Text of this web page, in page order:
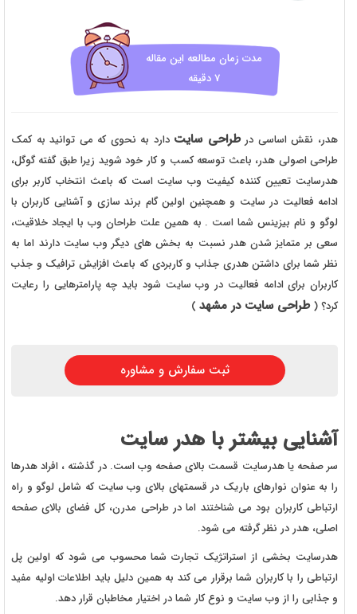
مدت زمان مطالعه این مقاله
7 دقیقه
هدر، نقش اساسی درطراحی سایت دارد به نحوی که می توانید به کمک
طراحی اصولی هدر، باعث توسعه کسب و کار خود شوید زیرا طبق گفته گوگل،
هدرسایت تعیین کننده کیفیت وب سایت است که باعث انتخاب کاربر برای
ادامه فعالیت در سایت و همچنین اولین گام برند سازی و آشنایی کاربران با
لوگو و نام بیزینس شما است . به همین علت طراحان وب با ایجاد خلاقیت،
سعی بر متمایز شدن هدر نسبت به بخش های دیگر وب سایت دارند اما به
نظر شما برای داشتن هدری جذاب و کاربردی که باعث افزایش ترافیک و جذب
کاربران برای ادامه فعالیت در وب سایت شود باید چه پارامترهایی را رعایت
کرد؟ (طراحی سایت در مشهد )
ثبت سفارش و مشاوره
آشنایی بیشتر با هدر سایت
سر صفحه یا هدرسایت قسمت بالای صفحه وب است. در گذشته ، افراد هدرها
را به عنوان نوارهای باریک در قسمتهای بالای وب سایت که شامل لوگو و راه
ارتباطی کاربران بود می شناختند اما در طراحی مدرن، کل فضای بالای صفحه
اصلی، هدر در نظر گرفته می شود.
هدرسایت بخشی از استراتژیک تجارت شما محسوب می شود که اولین پل
ارتباطی را با کاربران شما برقرار می کند به همین دلیل باید اطلاعات اولیه مفید
و جذابی را از وب سایت و نوع کار شما در اختیار مخاطبان قرار دهد.